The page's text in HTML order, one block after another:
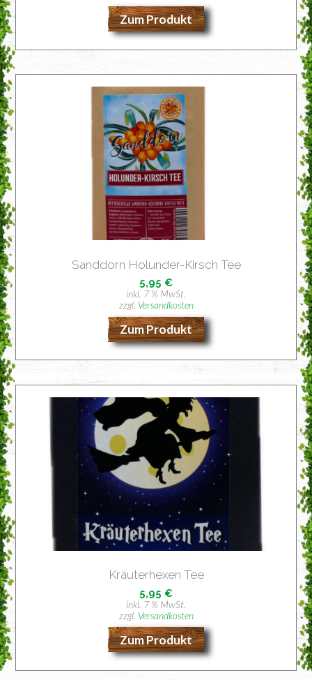
Zum Produkt
Sand­dorn Holun­der-Kirsch Tee
5,95 €
inkl. 7 % MwSt.
zzgl. Versandkosten
Zum Produkt
Kräu­ter­he­xen Tee
5,95 €
inkl. 7 % MwSt.
zzgl. Versandkosten
Zum Produkt